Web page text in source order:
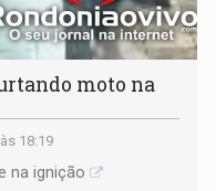
moto na
18:19
na ignição